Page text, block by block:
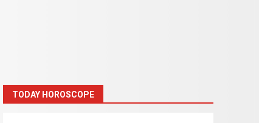
TODAY HOROSCOPE